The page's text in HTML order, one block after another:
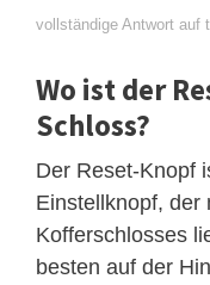
vollständige Antwort auf
Wo ist der
Schloss?
Der Reset-Knopf
Einstellknopf, der
Kofferschlosses
besten auf der